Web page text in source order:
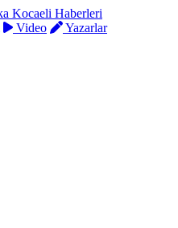
Video
Yazarlar